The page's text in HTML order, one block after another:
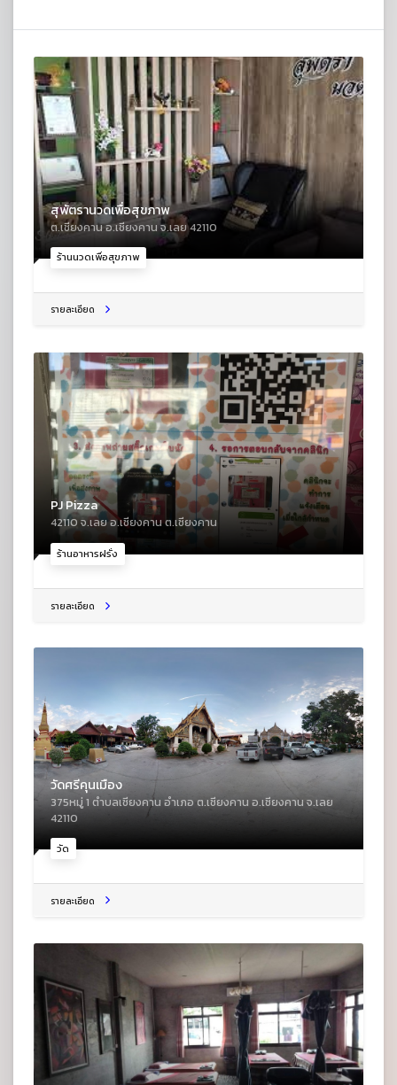
ร้านนวดเพื่อสุขภาพ
สุพัตรานวดเพื่อสุขภาพ
ต.เชียงคาน อ.เชียงคาน จ.เลย 42110
รายละเอียด
ร้านอาหารฝรั่ง
PJ Pizza
42110 จ.เลย อ.เชียงคาน ต.เชียงคาน
รายละเอียด
วัด
วัดศรีคุนเมือง
375หมู่ 1 ตําบลเชียงคาน อําเภอ ต.เชียงคาน อ.เชียงคาน จ.เลย
42110
รายละเอียด